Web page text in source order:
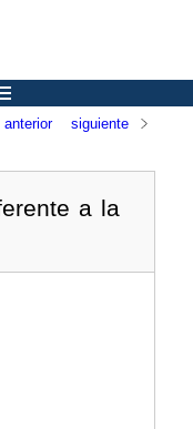
anterior siguiente
a la